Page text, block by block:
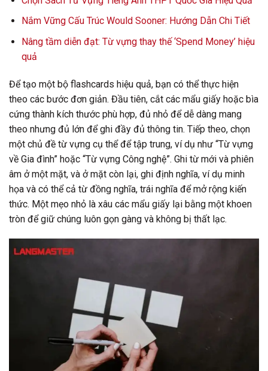
Nắm Vững Cấu Trúc Would Sooner: Hướng Dẫn Chi Tiết
Nâng tầm diễn đạt: Từ vựng thay thế ‘Spend Money’ hiệu
quả
Để tạo một bộ flashcards hiệu quả, bạn có thể thực hiện
theo các bước đơn giản. Đầu tiên, cắt các mẩu giấy hoặc bìa
cứng thành kích thước phù hợp, đủ nhỏ để dễ dàng mang
theo nhưng đủ lớn để ghi đầy đủ thông tin. Tiếp theo, chọn
một chủ đề từ vựng cụ thể để tập trung, ví dụ như “Từ vựng
về Gia đình” hoặc “Từ vựng Công nghệ”. Ghi từ mới và phiên
âm ở một mặt, và ở mặt còn lại, ghi định nghĩa, ví dụ minh
họa và có thể cả từ đồng nghĩa, trái nghĩa để mở rộng kiến
thức. Một mẹo nhỏ là xâu các mẩu giấy lại bằng một khoen
tròn để giữ chúng luôn gọn gàng và không bị thất lạc.